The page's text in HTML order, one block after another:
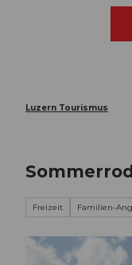
Luzern Tourismus
Freizeit Familien-